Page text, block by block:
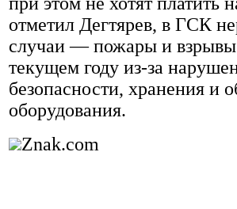
отметил Дегтярев, в ГСК
случаи — пожары и
текущем году из-за
безопасности, хранения и
оборудования.
Znak.com